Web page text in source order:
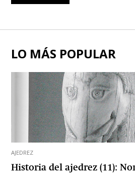
LO MÁS POPULAR
AJEDREZ
Historia del ajedrez (11):